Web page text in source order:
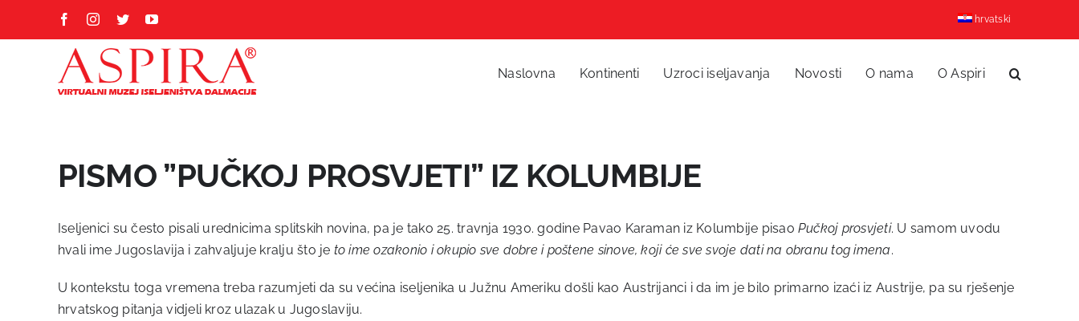
FacebookInstagram
TwitterYouTube hrvatski
Naslovna Kontinenti Uzroci iseljavanja Novosti O nama O Aspiri
PISMO ”PUČKOJ PROSVJETI” IZ KOLUMBIJE
Iseljenici su često pisali urednicima splitskih novina, pa je tako 25. travnja 1930. godine Pavao Karaman iz Kolumbije pisao Pučkoj prosvjeti. U samom uvodu
hvali ime Jugoslavija i zahvaljuje kralju što je to ime ozakonio i okupio sve dobre i poštene sinove, koji će sve svoje dati na obranu tog imena.
U kontekstu toga vremena treba razumjeti da su većina iseljenika u Južnu Ameriku došli kao Austrijanci i da im je bilo primarno izaći iz Austrije, pa su rješenje
hrvatskog pitanja vidjeli kroz ulazak u Jugoslaviju.